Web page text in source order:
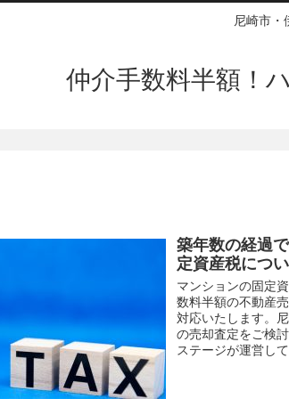
尼崎市・
仲介手数料半額！
築年数の経過
定資産税につ
マンションの固定
数料半額の不動産
対応いたします。
の売却査定をご検
ステージが運営して